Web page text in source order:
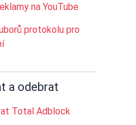
na YouTube
protokolu pro
a odebrat
Total Adblock